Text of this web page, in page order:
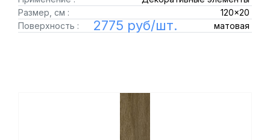
Размер, см :
120x20
Поверхность :
матовая
2775 руб/шт.